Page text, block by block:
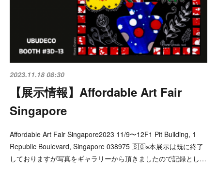
2023.11.18 08:30
【展示情報】Affordable Art Fair
Singapore
Affordable Art Fair Singapore2023 11/9〜12F1 Pit Building, 1
Republic Boulevard, Singapore 038975 🇸🇬※本展示は既に終了
しておりますが写真をギャラリーから頂きましたので記録とし…